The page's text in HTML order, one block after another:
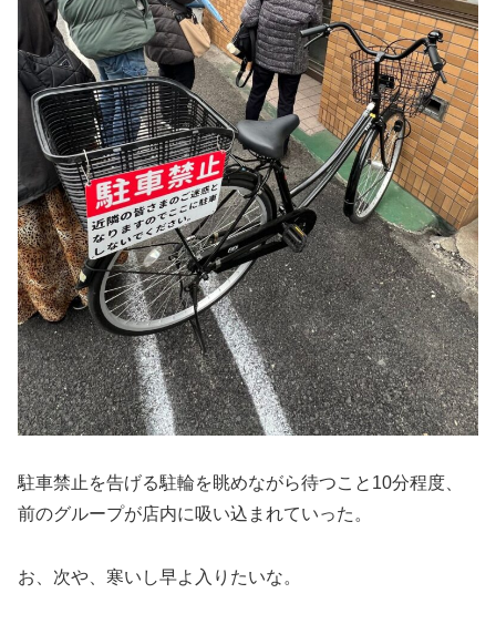
駐車禁止を告げる駐輪を眺めながら待つこと10分程度、
前のグループが店内に吸い込まれていった。
お、次や、寒いし早よ入りたいな。